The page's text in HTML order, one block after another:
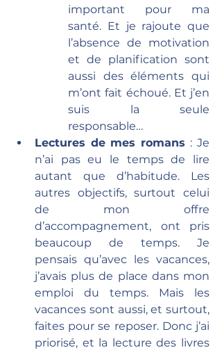
important pour ma
santé. Et je rajoute que
l’absence de motivation
et de planification sont
aussi des éléments qui
m’ont fait échoué. Et j’en
suis la seule
responsable…
Lectures de mes romans : Je
n’ai pas eu le temps de lire
autant que d’habitude. Les
autres objectifs, surtout celui
de mon offre
d’accompagnement, ont pris
beaucoup de temps. Je
pensais qu’avec les vacances,
j’avais plus de place dans mon
emploi du temps. Mais les
vacances sont aussi, et surtout,
faites pour se reposer. Donc j’ai
priorisé, et la lecture des livres